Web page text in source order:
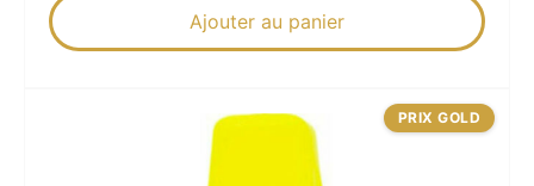
Ajouter au panier
PRIX GOLD